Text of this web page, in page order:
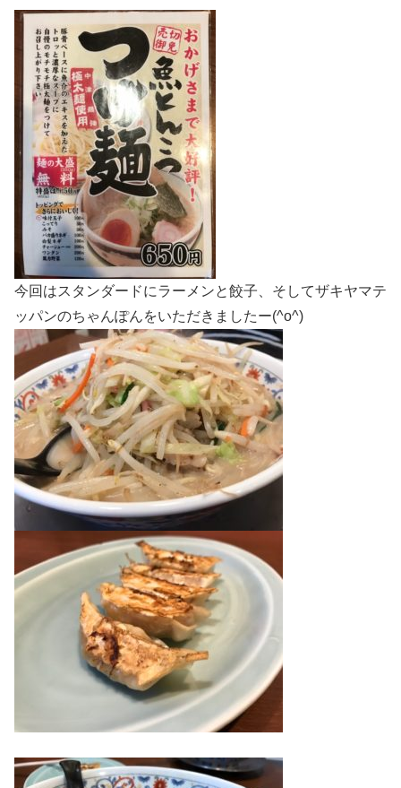
今回はスタンダードにラーメンと餃子、そしてザキヤマテ
ッパンのちゃんぽんをいただきましたー(^o^)